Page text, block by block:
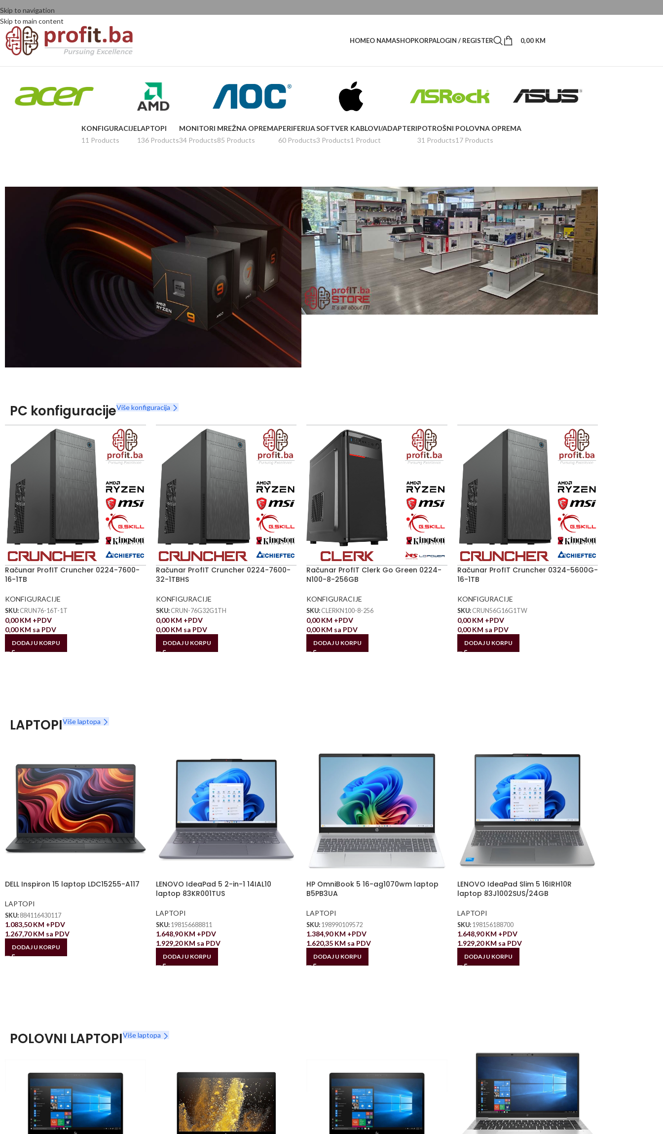
Skip to navigation
Skip to main content
HOMEO NAMASHOPKORPALOGIN / REGISTER 0,00 KM
KONFIGURACIJE
11 Products
LAPTOPI
136 Products
MONITORI
34 Products
MREŽNA OPREMA
85 Products
PERIFERIJA
60 Products
SOFTVER
3 Products
KABLOVI/ADAPTERI
1 Product
POTROŠNI
31 Products
POLOVNA OPREMA
17 Products
Nova Ryzen 7000 serija
PC konfiguracijeViše konfiguracija
Računar ProfIT Cruncher 0224-7600-
16-1TB
KONFIGURACIJE
SKU: CRUN76-16T-1T
0,00KM +PDV
0,00KM sa PDV
DODAJ U KORPU
Računar ProfIT Cruncher 0224-7600-
32-1TBHS
KONFIGURACIJE
SKU: CRUN-76G32G1TH
0,00KM +PDV
0,00KM sa PDV
DODAJ U KORPU
Računar ProfIT Clerk Go Green 0224-
N100-8-256GB
KONFIGURACIJE
SKU: CLERKN100-8-256
0,00KM +PDV
0,00KM sa PDV
DODAJ U KORPU
Računar ProfIT Cruncher 0324-5600G-
16-1TB
KONFIGURACIJE
SKU: CRUN56G16G1TW
0,00KM +PDV
0,00KM sa PDV
DODAJ U KORPU
LAPTOPIViše laptopa
DELL Inspiron 15 laptop LDC15255-A117
LAPTOPI
SKU: 884116430117
1.083,50KM +PDV
1.267,70KM sa PDV
DODAJ U KORPU
LENOVO IdeaPad 5 2-in-1 14IAL10
laptop 83KR001TUS
LAPTOPI
SKU: 198156688811
1.648,90KM +PDV
1.929,20KM sa PDV
DODAJ U KORPU
HP OmniBook 5 16-ag1070wm laptop
B5PB3UA
LAPTOPI
SKU: 198990109572
1.384,90KM +PDV
1.620,35 KM sa PDV
DODAJ U KORPU
LENOVO IdeaPad Slim 5 16IRH10R
laptop 83J1002SUS/24GB
LAPTOPI
SKU: 198156188700
1.648,90KM +PDV
1.929,20KM sa PDV
DODAJ U KORPU
POLOVNI LAPTOPIViše laptopa